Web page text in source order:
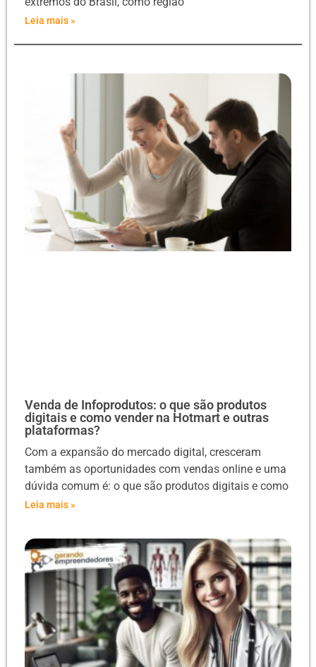
Leia mais »
Venda de Infoprodutos: o que são produtos
digitais e como vender na Hotmart e outras
plataformas?
Com a expansão do mercado digital, cresceram
também as oportunidades com vendas online e uma
dúvida comum é: o que são produtos digitais e como
Leia mais »